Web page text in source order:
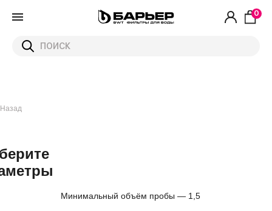
0
Назад
Минимальный объём пробы — 1,5